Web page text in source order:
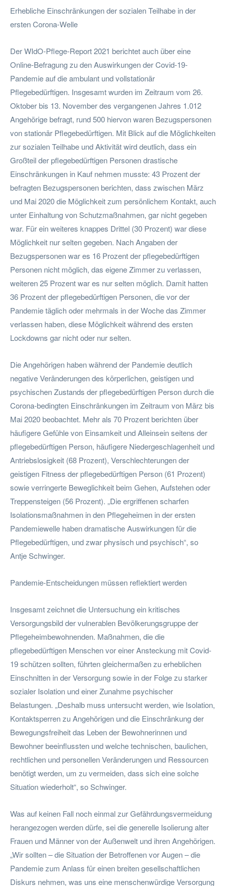
Erhebliche Einschränkungen der sozialen Teilhabe in der
ersten Corona-Welle
Der WIdO-Pflege-Report 2021 berichtet auch über eine
Online-Befragung zu den Auswirkungen der Covid-19-
Pandemie auf die ambulant und vollstationär
Pflegebedürftigen. Insgesamt wurden im Zeitraum vom 26.
Oktober bis 13. November des vergangenen Jahres 1.012
Angehörige befragt, rund 500 hiervon waren Bezugspersonen
von stationär Pflegebedürftigen. Mit Blick auf die Möglichkeiten
zur sozialen Teilhabe und Aktivität wird deutlich, dass ein
Großteil der pflegebedürftigen Personen drastische
Einschränkungen in Kauf nehmen musste: 43 Prozent der
befragten Bezugspersonen berichten, dass zwischen März
und Mai 2020 die Möglichkeit zum persönlichem Kontakt, auch
unter Einhaltung von Schutzmaßnahmen, gar nicht gegeben
war. Für ein weiteres knappes Drittel (30 Prozent) war diese
Möglichkeit nur selten gegeben. Nach Angaben der
Bezugspersonen war es 16 Prozent der pflegebedürftigen
Personen nicht möglich, das eigene Zimmer zu verlassen,
weiteren 25 Prozent war es nur selten möglich. Damit hatten
36 Prozent der pflegebedürftigen Personen, die vor der
Pandemie täglich oder mehrmals in der Woche das Zimmer
verlassen haben, diese Möglichkeit während des ersten
Lockdowns gar nicht oder nur selten.
Die Angehörigen haben während der Pandemie deutlich
negative Veränderungen des körperlichen, geistigen und
psychischen Zustands der pflegebedürftigen Person durch die
Corona-bedingten Einschränkungen im Zeitraum von März bis
Mai 2020 beobachtet. Mehr als 70 Prozent berichten über
häufigere Gefühle von Einsamkeit und Alleinsein seitens der
pflegebedürftigen Person, häufigere Niedergeschlagenheit und
Antriebslosigkeit (68 Prozent), Verschlechterungen der
geistigen Fitness der pflegebedürftigen Person (61 Prozent)
sowie verringerte Beweglichkeit beim Gehen, Aufstehen oder
Treppensteigen (56 Prozent). „Die ergriffenen scharfen
Isolationsmaßnahmen in den Pflegeheimen in der ersten
Pandemiewelle haben dramatische Auswirkungen für die
Pflegebedürftigen, und zwar physisch und psychisch“, so
Antje Schwinger.
Pandemie-Entscheidungen müssen reflektiert werden
Insgesamt zeichnet die Untersuchung ein kritisches
Versorgungsbild der vulnerablen Bevölkerungsgruppe der
Pflegeheimbewohnenden. Maßnahmen, die die
pflegebedürftigen Menschen vor einer Ansteckung mit Covid-
19 schützen sollten, führten gleichermaßen zu erheblichen
Einschnitten in der Versorgung sowie in der Folge zu starker
sozialer Isolation und einer Zunahme psychischer
Belastungen. „Deshalb muss untersucht werden, wie Isolation,
Kontaktsperren zu Angehörigen und die Einschränkung der
Bewegungsfreiheit das Leben der Bewohnerinnen und
Bewohner beeinflussten und welche technischen, baulichen,
rechtlichen und personellen Veränderungen und Ressourcen
benötigt werden, um zu vermeiden, dass sich eine solche
Situation wiederholt“, so Schwinger.
Was auf keinen Fall noch einmal zur Gefährdungsvermeidung
herangezogen werden dürfe, sei die generelle Isolierung alter
Frauen und Männer von der Außenwelt und ihren Angehörigen.
„Wir sollten – die Situation der Betroffenen vor Augen – die
Pandemie zum Anlass für einen breiten gesellschaftlichen
Diskurs nehmen, was uns eine menschenwürdige Versorgung